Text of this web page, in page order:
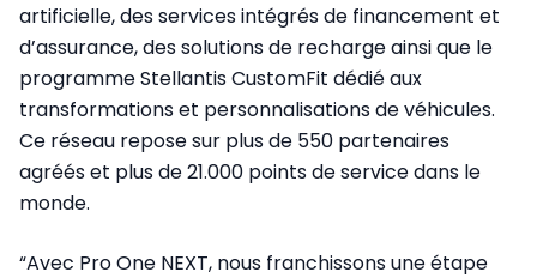
artificielle, des services intégrés de financement et
d’assurance, des solutions de recharge ainsi que le
programme Stellantis CustomFit dédié aux
transformations et personnalisations de véhicules.
Ce réseau repose sur plus de 550 partenaires
agréés et plus de 21.000 points de service dans le
monde.
“Avec Pro One NEXT, nous franchissons une étape